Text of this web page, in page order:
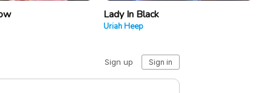
Lady In Black
Uriah Heep